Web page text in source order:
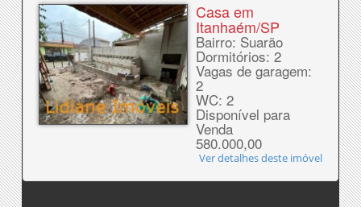
Casa em
Itanhaém/SP
Bairro: Suarão
Dormitórios: 2
Vagas de garagem:
2
WC: 2
Disponível para
Venda
580.000,00
Ver detalhes deste imóvel